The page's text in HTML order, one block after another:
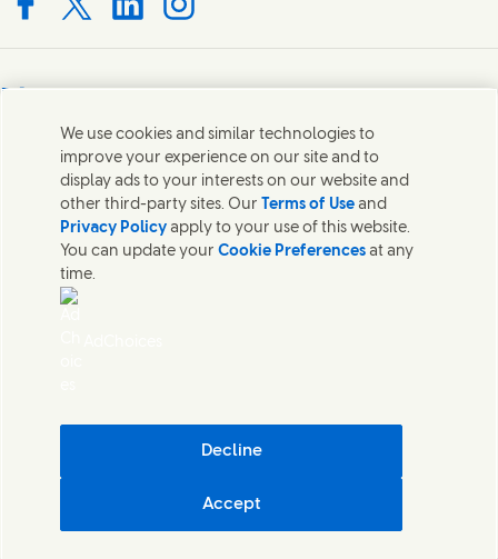
with us on Facebook
Connect with us on X
Connect with us on LinkedIn
Connect with us on Instagram
Bize Ulaşın
Unilever ve uzman ekipler ile temas kurun veya dünyanın
dört bir yanında iletişim kurulacak kişileri bulun.
Bize Ulaşın
Bize Ulaşın
Çerezler Hakkında Bildirim
Erişilebilirlik
We use cookies and similar technologies to
improve your experience on our site and to
display ads to your interests on our website and
other third-party sites. Our Terms of Use and
Privacy Policy apply to your use of this website.
You can update yourCookie Preferences at any
time.
Decline
Accept